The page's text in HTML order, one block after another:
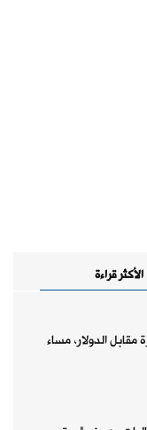
الأكثر قراءة
الدولار، مساء